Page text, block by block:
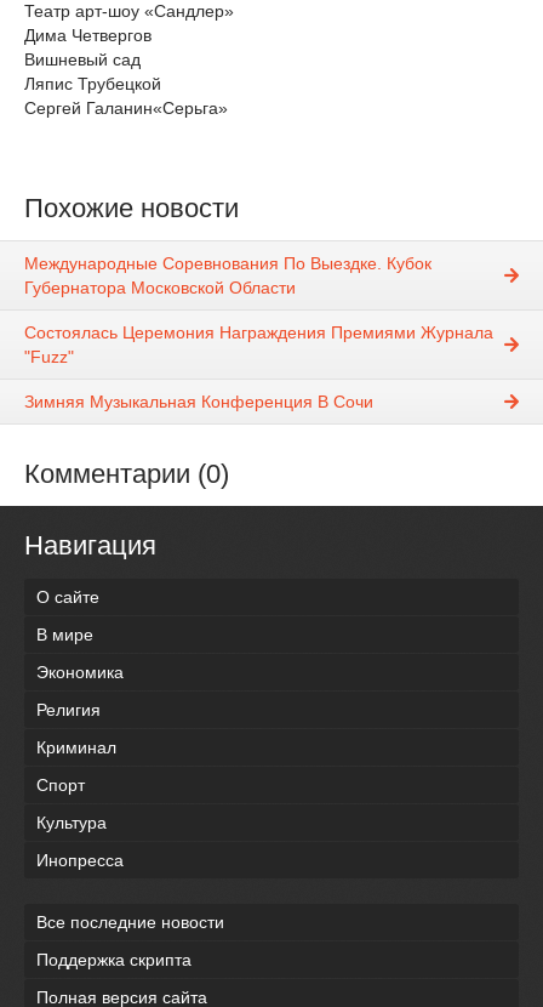
Театр арт-шоу «Сандлер»
Дима Четвергов
Вишневый сад
Ляпис Трубецкой
Сергей Галанин«Серьга»
Похожие новости
Международные Соревнования По Выездке. Кубок
Губернатора Московской Области
Состоялась Церемония Награждения Премиями Журнала
"Fuzz"
Зимняя Музыкальная Конференция В Сочи
Комментарии (0)
Навигация
О сайте
В мире
Экономика
Религия
Криминал
Спорт
Культура
Инопресса
Все последние новости
Поддержка скрипта
Полная версия сайта